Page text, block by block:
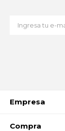
Empresa
Compra